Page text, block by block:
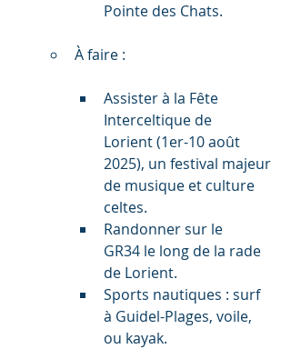
Pointe des Chats.
À faire :
Assister à la Fête
Interceltique de
Lorient (1er-10 août
2025), un festival majeur
de musique et culture
celtes.
Randonner sur le
GR34 le long de la rade
de Lorient.
Sports nautiques : surf
à Guidel-Plages, voile,
ou kayak.